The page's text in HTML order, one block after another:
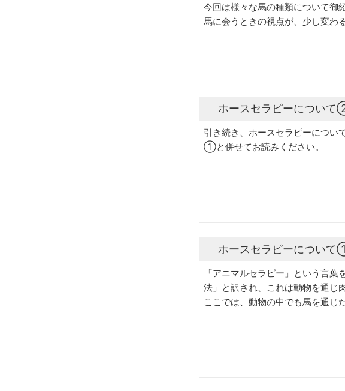
今回は様々な馬の種類について御
馬に会うときの視点が、少し変わ
ホースセラピーについ
引き続き、ホースセラピーについ
①と併せてお読みください。
ホースセラピーについ
「アニマルセラピー」という言
法」と訳され、これは動物を通じ
ここでは、動物の中でも馬を通じ